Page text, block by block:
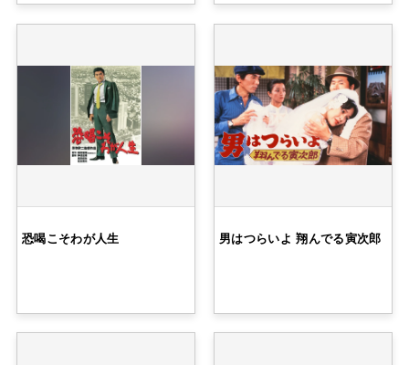
恐喝こそわが人生 男はつらいよ 翔んでる寅次郎